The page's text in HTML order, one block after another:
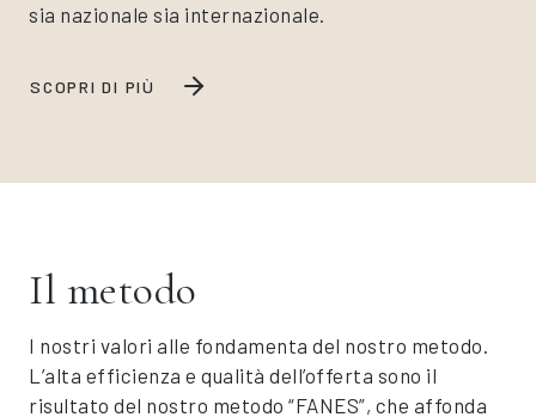
sia nazionale sia internazionale.
SCOPRI DI PIÙ
Il metodo
I nostri valori alle fondamenta del nostro metodo.
L’alta efficienza e qualità dell’offerta sono il
risultato del nostro metodo “FANES”, che affonda